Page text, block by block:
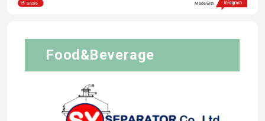
Share Made with
Food&Beverage